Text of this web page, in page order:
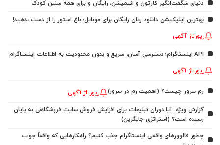
دنیای شگفت‌انگیز کارتون و انیمیشن، رایگان و برای همه سنین کودک
بهترین اپلیکیشن دانلود رمان رایگان برای موبایل؛ باغ استور را از دست ندهید!
رپورتاژ آگهی
API اینستاگرام؛ دسترسی آسان، سریع و بدون محدودیت به اطلاعات اینستاگرام
رپورتاژ آگهی
رم سرور چیست؟ (اهمیت رم در سرور) رپورتاژ آگهی
گزارش ویژه: آیا دوران تبلیغات برای افزایش فروش سایت فروشگاهی به پایان
رسیده است؟ (استراتژی جایگزین)
چطور فالوورهای واقعی اینستاگرام جذب کنیم؟ راهکارهایی که واقعاً جواب